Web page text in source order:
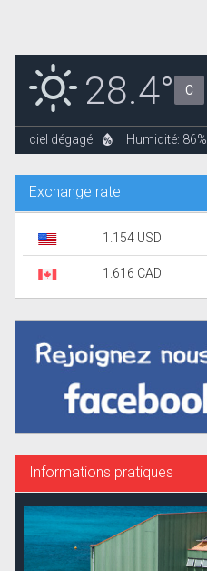
28.4° C
ciel dégagé Humidité: 86%
Exchange rate
1.154 USD
1.616 CAD
Informations pratiques